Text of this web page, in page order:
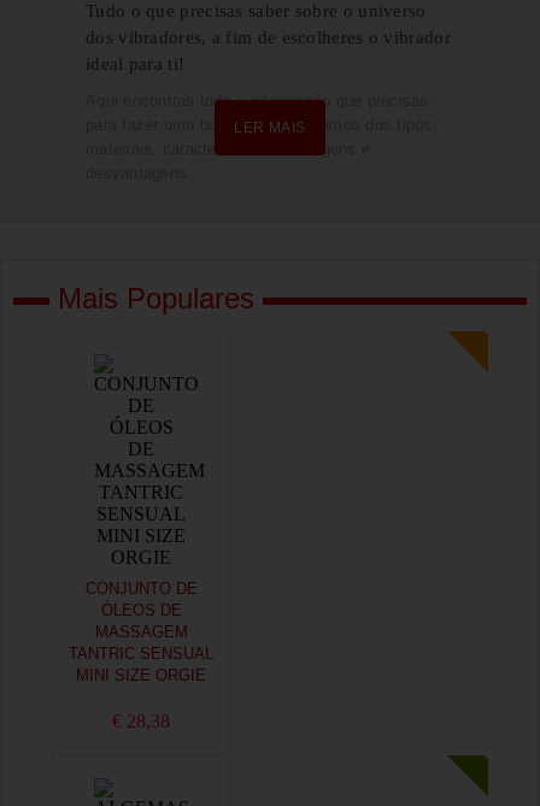
Tudo o que precisas saber sobre o universo
dos vibradores, a fim de escolheres o vibrador
ideal para ti!
Aqui encontras toda a informação que precisas
para fazer uma boa escolha. Falamos dos tipos,
materiais, características, vantagens e
LER MAIS
Mais Populares
CONJUNTO DE
ÓLEOS DE
MASSAGEM
TANTRIC SENSUAL
MINI SIZE ORGIE
€ 28,38